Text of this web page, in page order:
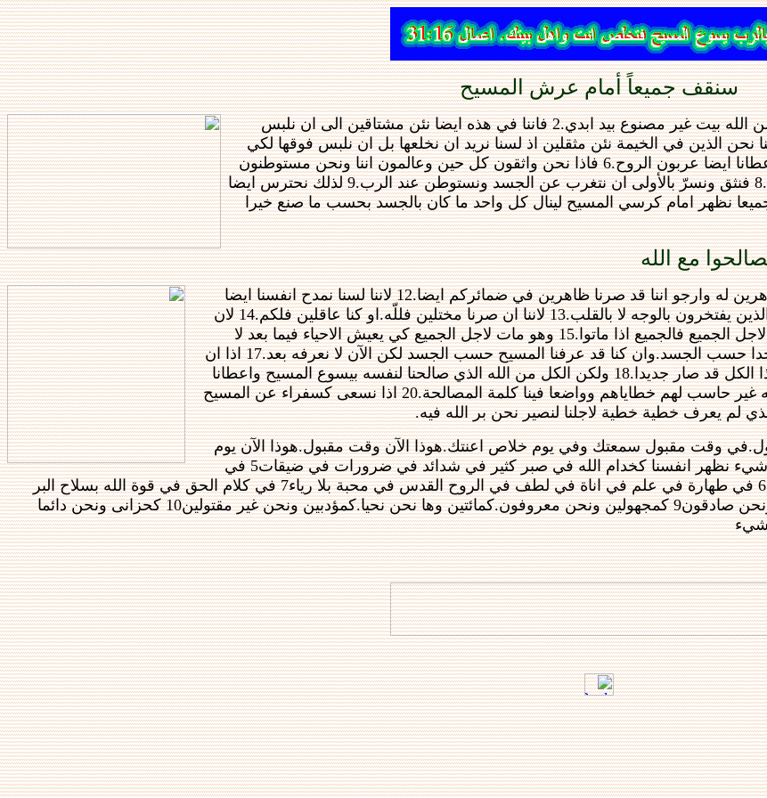
سنقف جميعاً أمام عرش المسيح
الذي من السماء.3 وان كنا لابسين لا نوجد عراة.4 فاننا نحن الذين في الخيمة نئن مثقلين اذ لسنا نريد ان نخلعها بل ان نلبس فوقها لكي
يبتلع المائت من الحياة.5 ولكن الذي صنعنا لهذا عينه هو الله الذي اعطانا ايضا عربون الروح.6 فاذا نحن واثقون كل حين وعالمون اننا ونحن مستوطنون
في الجسد فنحن متغربون عن الرب.7 لاننا بالايمان نسلك لا بالعيان.8 فنثق ونسرّ بالأولى ان نتغرب عن الجسد ونستوطن عند الرب.9 لذلك نحترس ايضا
ان نكون مرضيين عنده.10 لانه لا بد اننا جميعا نظهر امام كرسي المسيح لينال كل واحد ما كان بالجسد بحسب ما صنع خيرا
مع الله
ايضا
لديكم بل نعطيكم فرصة للافتخار من جهتنا ليكون لكم جواب على الذين يفتخرون بالوجه لا بالقلب.13 لاننا ان صرنا مختلين فللّه.او كنا عاقلين فلكم.14 لان
محبة المسيح تحصرنا.اذ نحن نحسب هذا انه ان كان واحد قد مات لاجل الجميع فالجميع اذا ماتوا.15 وهو مات لاجل الجميع كي يعيش الاحياء فيما بعد لا
لانفسهم بل للذي مات لاجلهم وقام.16 اذا نحن من الآن لا نعرف احدا حسب الجسد.وان كنا قد عرفنا المسيح حسب الجسد لكن الآن لا نعرفه بعد.17 اذا ان
كان احد في المسيح فهو خليقة جديدة.الاشياء العتيقة قد مضت.هوذا الكل قد صار جديدا.18 ولكن الكل من الله الذي صالحنا لنفسه بيسوع المسيح واعطانا
خدمة المصالحة19 اي ان الله كان في المسيح مصالحا العالم لنفسه غير حاسب لهم خطاياهم وواضعا فينا كلمة المصالحة.20 اذا نسعى كسفراء عن المسيح
.
معه نطلب ان لا تقبلوا نعمة الله باطلا.2 لانه يقول.في وقت مقبول سمعتك وفي يوم خلاص اعنتك.هوذا الآن وقت مقبول.هوذا الآن يوم
خلاص.3 ولسنا نجعل عثرة في شيء لئلا تلام الخدمة.4 بل في كل شيء نظهر انفسنا كخدام الله في صبر كثير في شدائد في ضرورات في ضيقات5 في
ضربات في سجون في اضطرابات في اتعاب في اسهار في اصوام6 في طهارة في علم في اناة في لطف في الروح القدس في محبة بلا رياء7 في كلام الحق في قوة الله بسلاح البر
لليمين ولليسار8 بمجد وهوان بصيت رديء وصيت حسن.كمضلين ونحن صادقون9 كمجهولين ونحن معروفون.كمائتين وها نحن نحيا.كمؤدبين ونحن غير مقتولين10 كحزانى ونحن دائما
شيء